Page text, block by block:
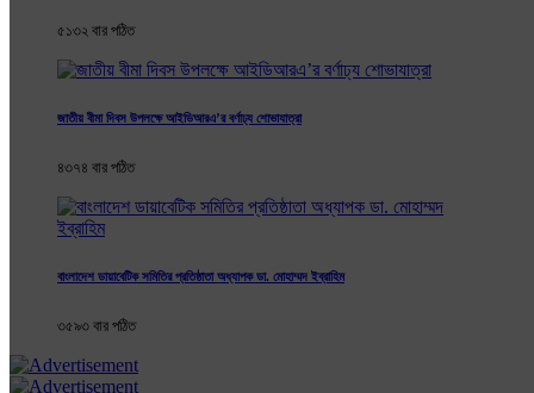
৫১৩২ বার পঠিত
জাতীয় বীমা দিবস উপলক্ষে আইডিআরএ’র বর্ণাঢ্য শোভাযাত্রা
৪৩৭৪ বার পঠিত
বাংলাদেশ ডায়াবেটিক সমিতির প্রতিষ্ঠাতা অধ্যাপক ডা. মোহাম্মদ ইব্রাহিম
৩৫৯৩ বার পঠিত